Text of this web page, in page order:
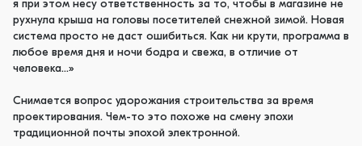
я при этом несу ответственность за то, чтобы в магазине не
рухнула крыша на головы посетителей снежной зимой. Новая
система просто не даст ошибиться. Как ни крути, программа в
любое время дня и ночи бодра и свежа, в отличие от
человека…»
Снимается вопрос удорожания строительства за время
проектирования. Чем-то это похоже на смену эпохи
традиционной почты эпохой электронной.